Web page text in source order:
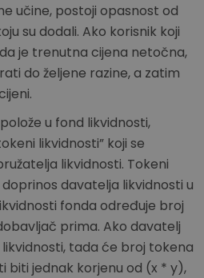
učine, postoji opasnost od
su dodali. Ako korisnik koji
je trenutna cijena netočna,
do željene razine, a zatim
u fond likvidnosti,
likvidnosti” koji se
likvidnosti. Tokeni
davatelja likvidnosti u
fonda određuje broj
prima. Ako davatelj
tada će broj tokena
biti jednak korjenu od (x * y),